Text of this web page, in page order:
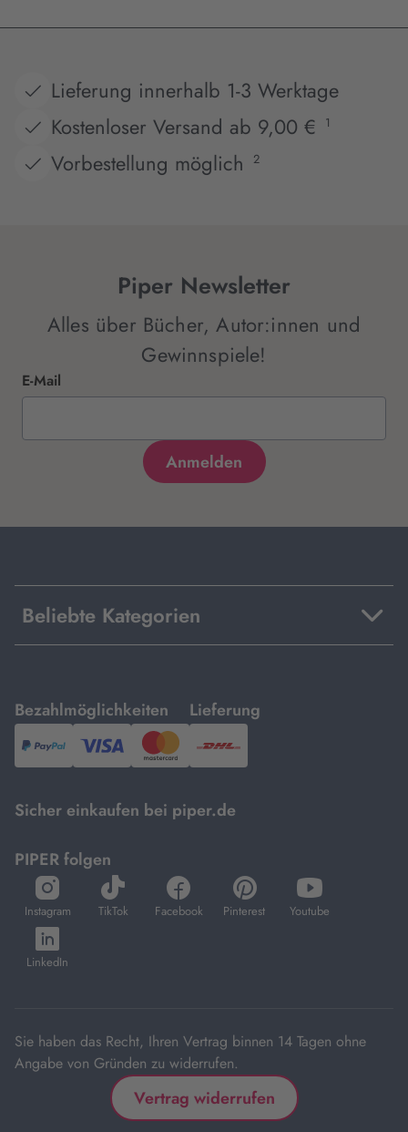
Lieferung innerhalb 1-3 Werktage
Kostenloser Versand ab 9,00 €
1
Vorbestellung möglich 2
Piper Newsletter
Alles über Bücher, Autor:innen und
Gewinnspiele!
E-Mail
Beliebte Kategorien
Bezahlmöglichkeiten
mit
PayPal,Visa
und
Lieferung
mit
DHL.
Sicher einkaufen bei piper.de
PIPER folgen
Instagram
öffnet
in
neuem
Tab
TikTok
öffnet
in
Facebook
öffnet
in
Pinterest
öffnet
in
Youtube
öffnet
in
LinkedIn
öffnet
in
Sie haben das Recht, Ihren Vertrag binnen 14 Tagen ohne
Angabe von Gründen zu widerrufen.
Vertrag widerrufen